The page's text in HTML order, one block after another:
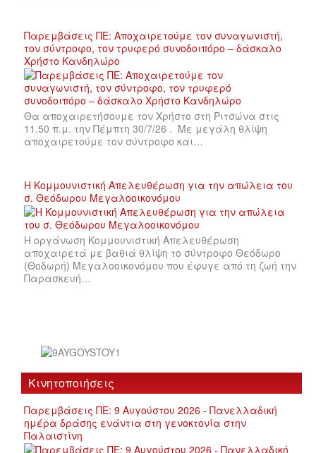
Παρεμβάσεις ΠΕ: Αποχαιρετούμε τον συναγωνιστή,
τον σύντροφο, τον τρυφερό συνοδοιπόρο – δάσκαλο
Χρήστο Κανδηλώρο
Θα αποχαιρετήσουμε τον Χρήστο στη Ριτσώνα στις
11.50 π.μ. την Πέμπτη 30/7/26 . Με μεγάλη θλίψη
αποχαιρετούμε τον σύντροφο και…
Η Κομμουνιστική Απελευθέρωση για την απώλεια του
σ. Θεόδωρου Μεγαλοοικονόμου
Η οργάνωση Κομμουνιστική Απελευθέρωση
αποχαιρετά με βαθιά θλίψη το σύντροφο Θεόδωρο
(Θοδωρή) Μεγαλοοικονόμου που έφυγε από τη ζωή την
Παρασκευή…
Κινητοποιήσεις
Παρεμβάσεις ΠΕ: 9 Αυγούστου 2026 - Πανελλαδική
ημέρα δράσης ενάντια στη γενοκτονία στην
Παλαιστίνη